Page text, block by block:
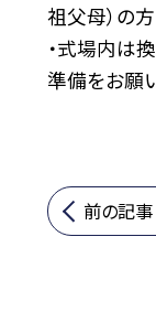
祖父母）の
・式場内は
準備をお願
前の記事